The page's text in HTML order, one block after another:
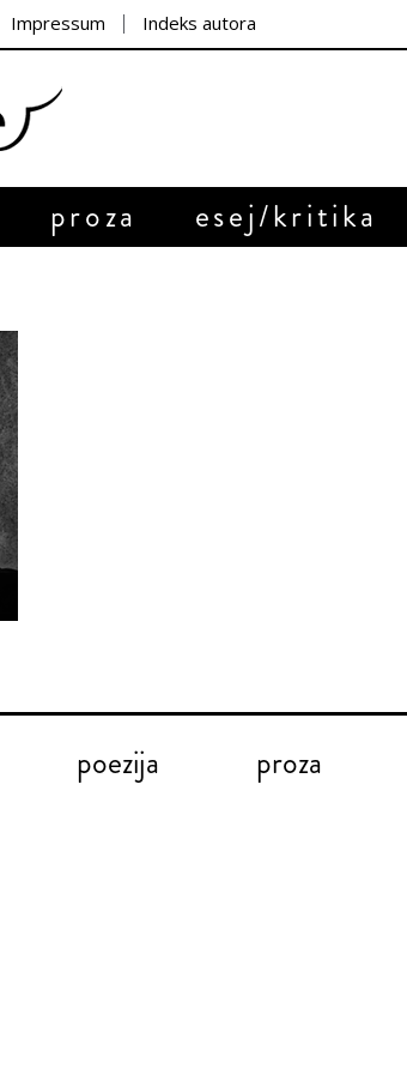
Impressum Indeks autora
proza esej/kritika
poezija proza